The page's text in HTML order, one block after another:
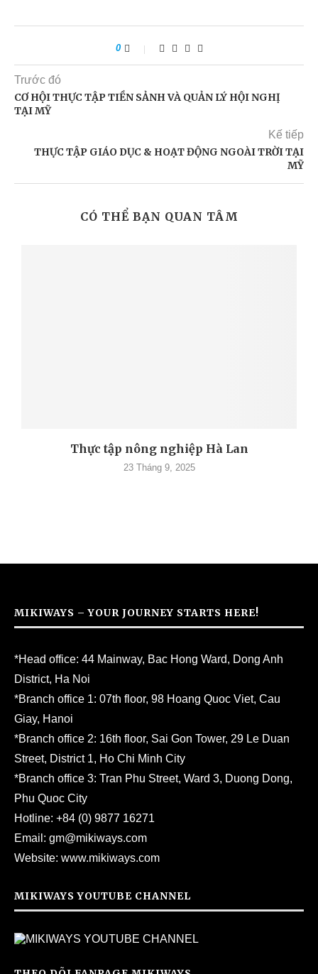
0
Trước đó
CƠ HỘI THỰC TẬP TIỀN SẢNH VÀ QUẢN LÝ HỘI NGHỊ
TẠI MỸ
Kế tiếp
THỰC TẬP GIÁO DỤC & HOẠT ĐỘNG NGOÀI TRỜI TẠI
MỸ
CÓ THỂ BẠN QUAN TÂM
Thực tập nông nghiệp Hà Lan
23 Tháng 9, 2025
MIKIWAYS – YOUR JOURNEY STARTS HERE!
*Head office: 44 Mainway, Bac Hong Ward, Dong Anh
District, Ha Noi
*Branch office 1: 07th floor, 98 Hoang Quoc Viet, Cau
Giay, Hanoi
*Branch office 2: 16th floor, Sai Gon Tower, 29 Le Duan
Street, District 1, Ho Chi Minh City
*Branch office 3: Tran Phu Street, Ward 3, Duong Dong,
Phu Quoc City
Hotline: +84 (0) 9877 16271
Email: gm@mikiways.com
Website: www.mikiways.com
MIKIWAYS YOUTUBE CHANNEL